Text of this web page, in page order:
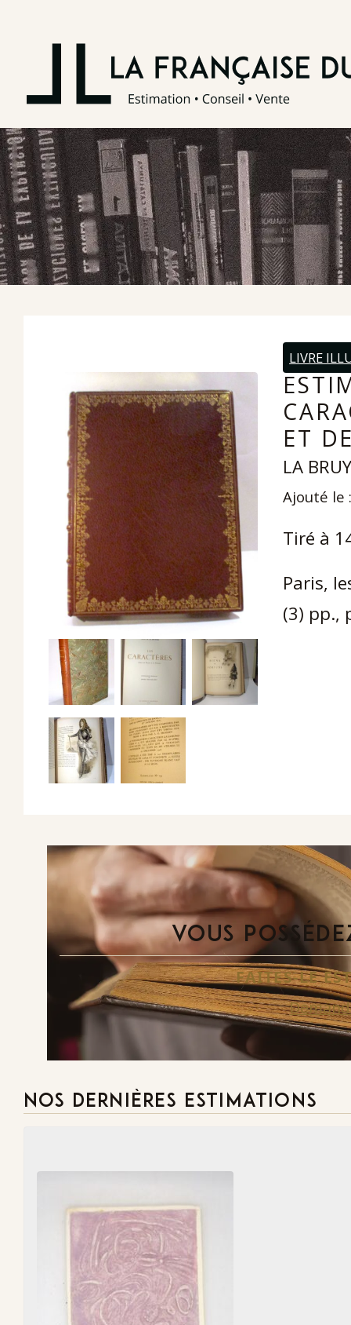
LIVRE
ET
LA
Ajouté le
Tiré à
Paris,
(3) pp.,
VOUS
FAITES-LE
NOS DERNIÈRES ESTIMATIONS